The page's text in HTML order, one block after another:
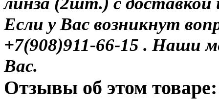
Если у Вас возникнут
+7(908)911-66-15 . Наши
Вас.
Отзывы об этом товаре: